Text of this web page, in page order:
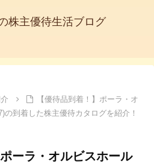
株主優待生活ブログ
【優待品到着！】ポーラ・オ
の到着した株主優待カタログを紹介！
ーラ・オルビスホール